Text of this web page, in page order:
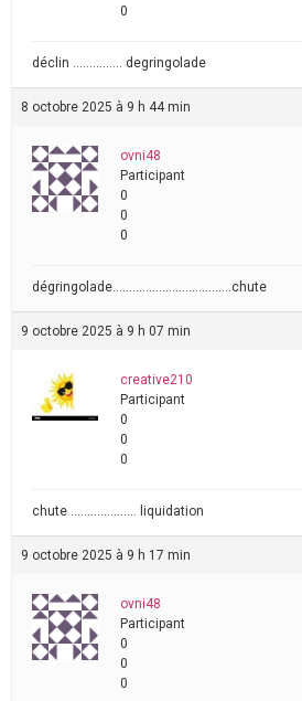
0
déclin …………… degringolade
8 octobre 2025 à 9 h 44 min
ovni48
Participant
0
0
0
dégringolade………………………………chute
9 octobre 2025 à 9 h 07 min
creative210
Participant
0
0
0
chute ……………….. liquidation
9 octobre 2025 à 9 h 17 min
ovni48
Participant
0
0
0